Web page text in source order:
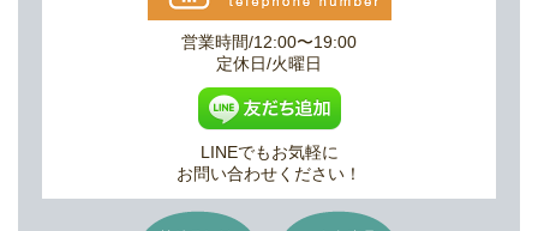
営業時間/12:00〜19:00
定休日/火曜日
LINEでもお気軽に
お問い合わせください！